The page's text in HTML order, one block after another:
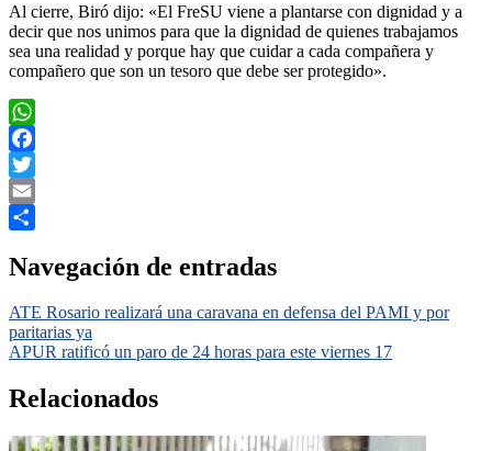
Al cierre, Biró dijo: «El FreSU viene a plantarse con dignidad y a
decir que nos unimos para que la dignidad de quienes trabajamos
sea una realidad y porque hay que cuidar a cada compañera y
compañero que son un tesoro que debe ser protegido».
WhatsApp
Facebook
Twitter
Email
Navegación de entradas
ATE Rosario realizará una caravana en defensa del PAMI y por
paritarias ya
APUR ratificó un paro de 24 horas para este viernes 17
Relacionados